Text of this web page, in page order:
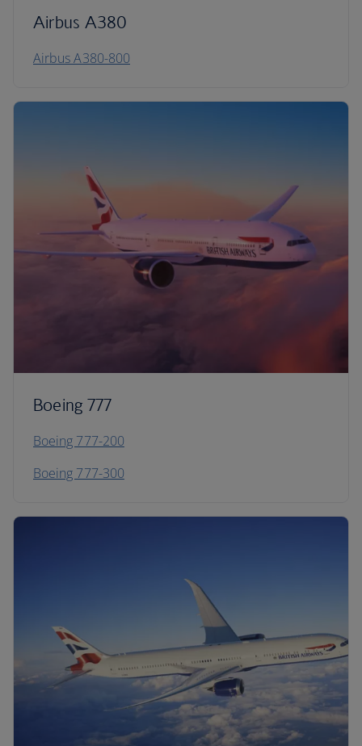
Airbus A380
Airbus A380-800
Boeing 777
Boeing 777-200
Boeing 777-300